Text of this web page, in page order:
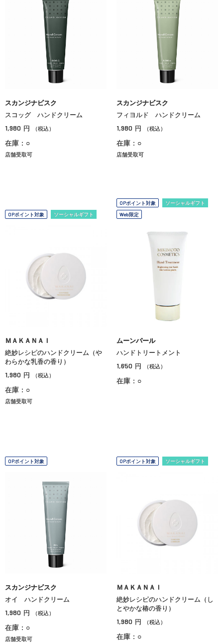
スカンジナビスク
スコッグ ハンドクリーム
1,980 円 （税込）
在庫：○
店舗受取可
スカンジナビスク
フィヨルド ハンドクリーム
1,980 円 （税込）
在庫：○
店舗受取可
OPポイント対象 ソーシャルギフト
ＭＡＫＡＮＡＩ
絶妙レシピのハンドクリーム（や
わらかな乳香の香り）
1,980 円 （税込）
在庫：○
店舗受取可
OPポイント対象
ソーシャルギフト
Web限定
ムーンパール
ハンドトリートメント
1,650 円 （税込）
在庫：○
OPポイント対象
スカンジナビスク
オイ ハンドクリーム
1,980 円 （税込）
在庫：○
店舗受取可
OPポイント対象 ソーシャルギフト
ＭＡＫＡＮＡＩ
絶妙レシピのハンドクリーム（し
とやかな椿の香り）
1,980 円 （税込）
在庫：○